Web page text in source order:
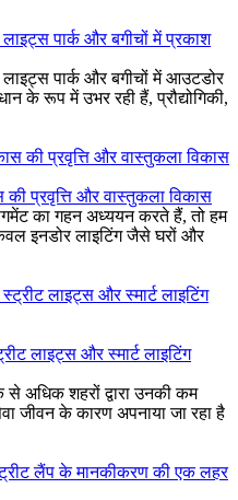
लाइट्स पार्क और बगीचों में प्रकाश
लाइट्स पार्क और बगीचों में आउटडोर
के रूप में उभर रही हैं, प्रौद्योगिकी,
की प्रवृत्ति और वास्तुकला विकास
का गहन अध्ययन करते हैं, तो हम
इनडोर लाइटिंग जैसे घरों और
लाइट्स और स्मार्ट लाइटिंग
अधिक शहरों द्वारा उनकी कम
जीवन के कारण अपनाया जा रहा है